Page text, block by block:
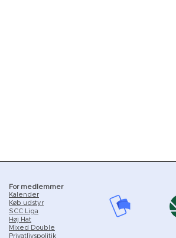
For medlemmer
Kalender
Køb udstyr
SCC Liga
Høj Hat
Mixed Double
Privatlivspolitik